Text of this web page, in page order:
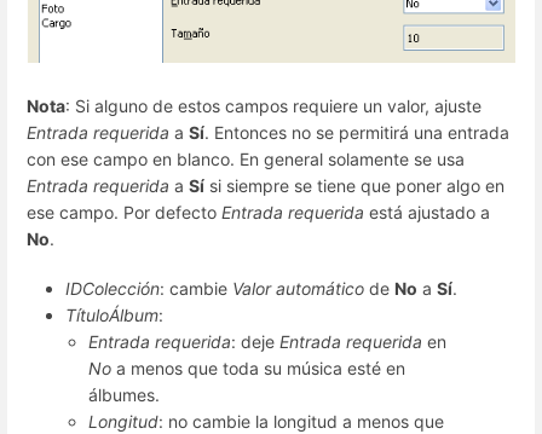
Nota: Si alguno de estos campos requiere un valor, ajuste
Entrada requerida a Sí. Entonces no se permitirá una entrada
con ese campo en blanco. En general solamente se usa
Entrada requerida a Sí si siempre se tiene que poner algo en
ese campo. Por defecto Entrada requerida está ajustado a
No.
IDColección: cambie Valor automático de No a Sí.
TítuloÁlbum:
Entrada requerida: dejeEntrada requerida en
No a menos que toda su música esté en
álbumes.
Longitud: no cambie la longitud a menos que